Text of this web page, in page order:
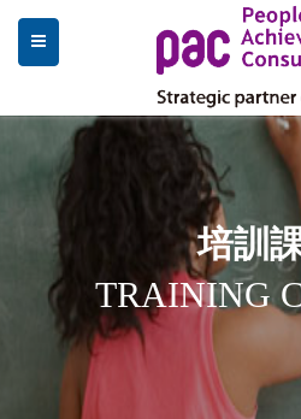
培訓
TRAINING